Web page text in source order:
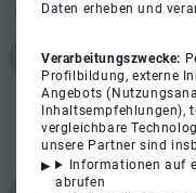
Daten erheben und
Verarbeitungszwecke:
Profilbildung, externe
Angebots
Inhaltsempfehlungen),
vergleichbare
unsere Partner sind
Informationen auf
abrufen